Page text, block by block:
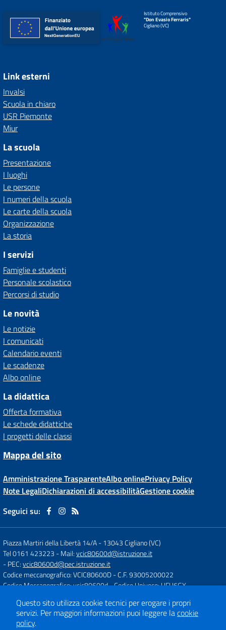
Istituto Comprensivo
"Don Evasio Ferraris"
Cigliano (VC)
Link esterni
Invalsi
Scuola in chiaro
USR Piemonte
Miur
La scuola
Presentazione
I luoghi
Le persone
I numeri della scuola
Le carte della scuola
Organizzazione
La storia
I servizi
Famiglie e studenti
Personale scolastico
Percorsi di studio
Le novità
Le notizie
I comunicati
Calendario eventi
Le scadenze
Albo online
La didattica
Offerta formativa
Le schede didattiche
I progetti delle classi
Mappa del sito
Amministrazione TrasparenteAlbo onlinePrivacy Policy
Note LegaliDichiarazioni di accessibilitàGestione cookie
Seguici su:
Piazza Martiri della Libertà 14/A-13043 Cigliano (VC)
Tel 0161 423223 - Mail:vcic80600d@istruzione.it
- PEC:vcic80600d@pec.istruzione.it
Codice meccanografico: VCIC80600D- C.F. 93005200022
Codice Meccanografico: vcic80600d- Codice Univoco: UFU6GX
Concept & Design by
Designers Italia
Questo sito utilizza cookie tecnici per erogare i propri
servizi. Per maggiori informazioni puoi leggere lacookie
policy.